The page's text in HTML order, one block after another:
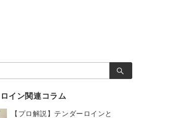
イン関連コラム
【プロ解説】テンダーロインと